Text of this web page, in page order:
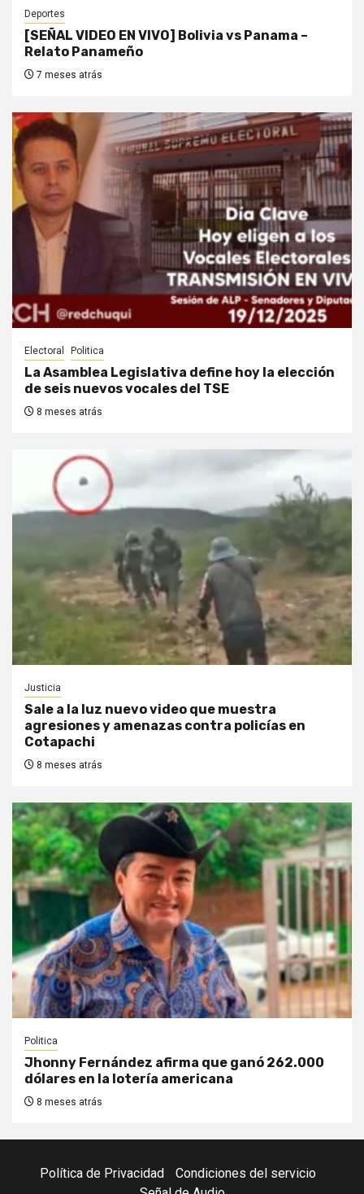
Deportes
[SEÑAL VIDEO EN VIVO] Bolivia vs Panama –
Relato Panameño
7 meses atrás
Electoral Politica
La Asamblea Legislativa define hoy la elección
de seis nuevos vocales del TSE
8 meses atrás
Justicia
Sale a la luz nuevo video que muestra
agresiones y amenazas contra policías en
Cotapachi
8 meses atrás
Politica
Jhonny Fernández afirma que ganó 262.000
dólares en la lotería americana
8 meses atrás
Política de Privacidad
Condiciones del servicio